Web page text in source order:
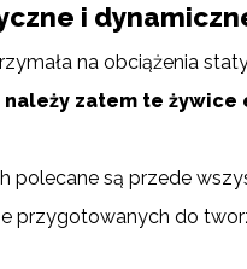
i
na obciążenia
należy zatem te
polecane są przede
przygotowanych do